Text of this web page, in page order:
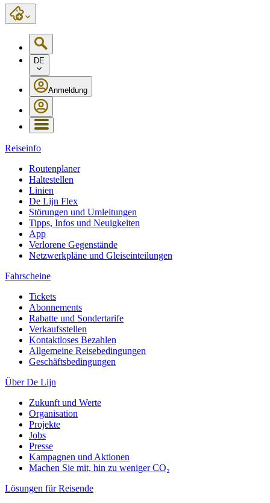
DE
Anmeldung
Reiseinfo
Routenplaner
Haltestellen
Linien
De Lijn Flex
Störungen und Umleitungen
Tipps, Infos und Neuigkeiten
App
Verlorene Gegenstände
Netzwerkpläne und Gleiseinteilungen
Fahrscheine
Tickets
Abonnements
Rabatte und Sondertarife
Verkaufsstellen
Kontaktloses Bezahlen
Allgemeine Reisebedingungen
Geschäftsbedingungen
Über De Lijn
Zukunft und Werte
Organisation
Projekte
Jobs
Presse
Kampagnen und Aktionen
Machen Sie mit, hin zu weniger CO₂
Lösungen für Reisende